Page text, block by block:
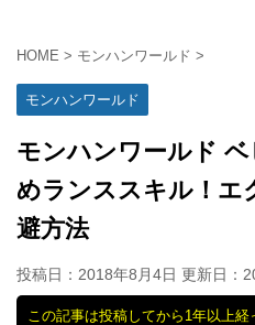
HOME > モンハンワールド >
モンハンワールド
モンハンワールド
めランススキル！エ
避方法
投稿日：2018年8月4日 更新日：
この記事は投稿してから1年以上